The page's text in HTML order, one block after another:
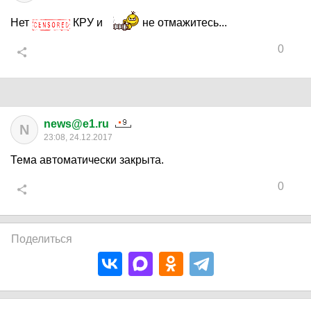
Нет КРУ и не отмажитесь...
0
N news@e1.ru
23:08, 24.12.2017
Тема автоматически закрыта.
0
Поделиться